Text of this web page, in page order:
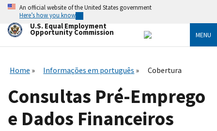
Skip
main
content
An official website of the United States government
Here’s how you know
U.S. Equal Employment
Opportunity Commission MENU
Home Informações em português Cobertura
Consultas Pré-Emprego
e Dados Financeiros